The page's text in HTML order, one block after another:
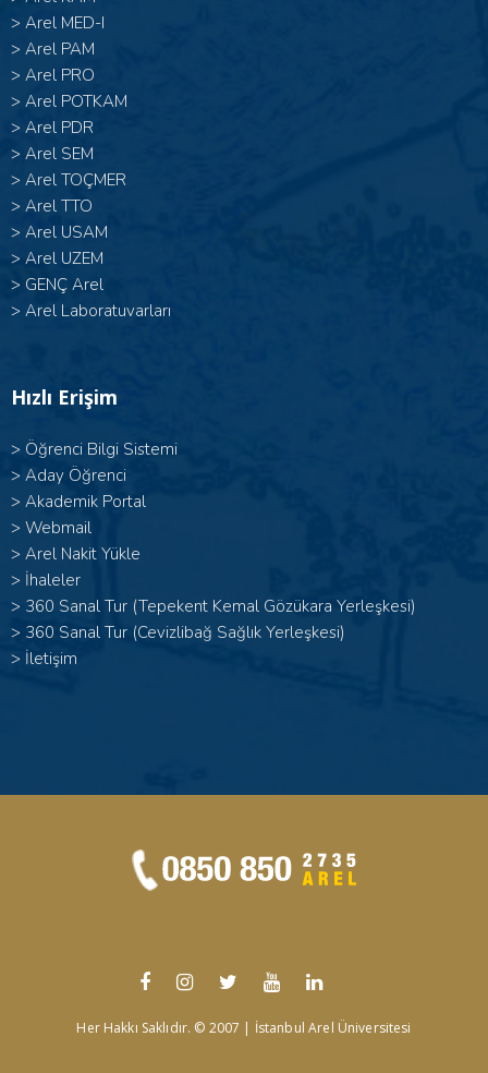
> Arel MED-I
> Arel PAM
> Arel PRO
> Arel POTKAM
> Arel PDR
> Arel SEM
> Arel TOÇMER
> Arel TTO
> Arel USAM
> Arel UZEM
> GENÇ Arel
> Arel Laboratuvarları
Hızlı Erişim
> Öğrenci Bilgi Sistemi
> Aday Öğrenci
> Akademik Portal
> Webmail
> Arel Nakit Yükle
> İhaleler
> 360 Sanal Tur (Tepekent Kemal Gözükara Yerleşkesi)
> 360 Sanal Tur (Cevizlibağ Sağlık Yerleşkesi)
> İletişim
Her Hakkı Saklıdır. © 2007 | İstanbul Arel Üniversitesi